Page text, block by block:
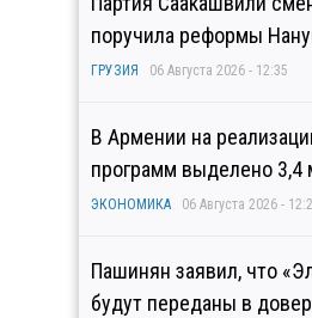
поручила реформы
ГРУЗИЯ 06 Августа 2026 - 12:35
В Армении на
программ выделено 3,4
ЭКОНОМИКА 06 Августа 2026 -
Пашинян заявил, что
будут переданы в